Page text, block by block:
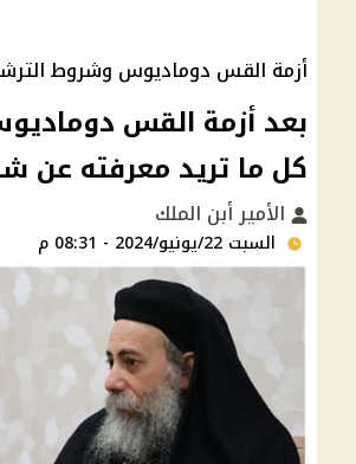
أزمة القس دوماديوس وشروط
بعد أزمة القس
كل ما تريد معرفته عن
الأمير أبن الملك
السبت 22/يونيو/2024 - 08:31 م